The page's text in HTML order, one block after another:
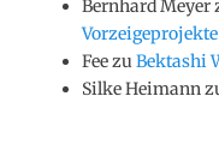
Bernhard Meyer
FeezuBektashi
Silke Heimann